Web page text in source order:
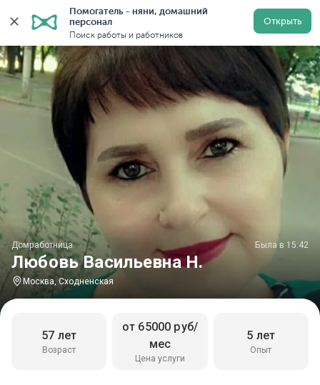
Помогатель - няни, домашний
персонал
Поиск работы и работников
Открыть
Главная Домработницы Домработницы в Москве
Любовь Васильевна Н.
Домработница Была в 15:42
Москва, Сходненская
Возраст
57 лет
Цена услуги
от 65000 руб/
мес
Опыт
5 лет